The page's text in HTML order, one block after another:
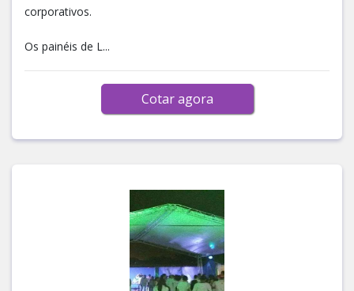
corporativos.
Os painéis de L...
Cotar agora